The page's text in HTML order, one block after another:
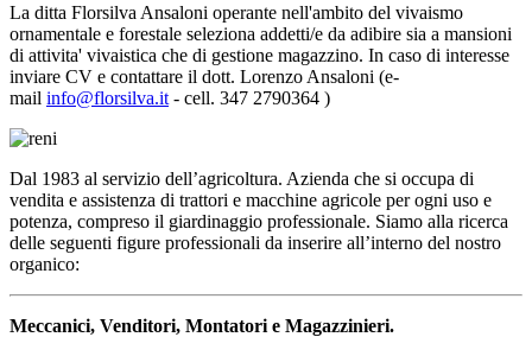
La ditta Florsilva Ansaloni operante nell'ambito del vivaismo
ornamentale e forestale seleziona addetti/e da adibire sia a mansioni
di attivita' vivaistica che di gestione magazzino. In caso di interesse
inviare CV e contattare il dott. Lorenzo Ansaloni (e-
mail info@florsilva.it - cell. 347 2790364 )
Dal 1983 al servizio dell’agricoltura. Azienda che si occupa di
vendita e assistenza di trattori e macchine agricole per ogni uso e
potenza, compreso il giardinaggio professionale. Siamo alla ricerca
delle seguenti figure professionali da inserire all’interno del nostro
organico:
Meccanici, Venditori, Montatori e Magazzinieri.